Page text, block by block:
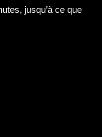
jusqu’à ce que